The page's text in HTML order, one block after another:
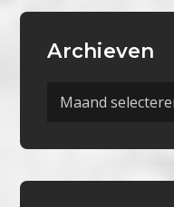
Archieven
Archieven